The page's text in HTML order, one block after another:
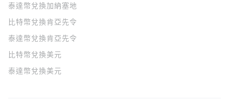
泰達幣兌換加納塞地
比特幣兌換肯亞先令
泰達幣兌換肯亞先令
比特幣兌換美元
泰達幣兌換美元